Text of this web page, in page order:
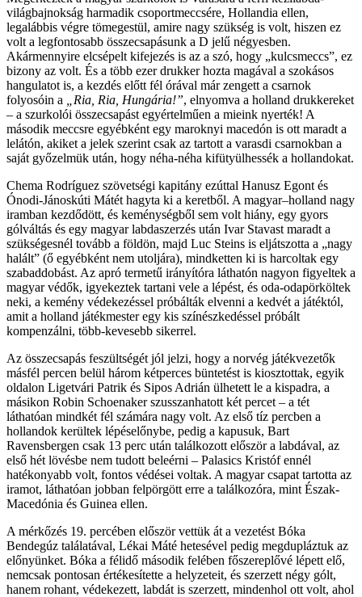
világbajnokság harmadik csoportmeccsére, Hollandia ellen,
legalábbis végre tömegestül, amire nagy szükség is volt, hiszen ez
volt a legfontosabb összecsapásunk a D jelű négyesben.
Akármennyire elcsépelt kifejezés is az a szó, hogy „kulcsmeccs”, ez
bizony az volt. És a több ezer drukker hozta magával a szokásos
hangulatot is, a kezdés előtt fél órával már zengett a csarnok
folyosóin a „Ria, Ria, Hungária!”, elnyomva a holland drukkereket
– a szurkolói összecsapást egyértelműen a mieink nyerték! A
második meccsre egyébként egy maroknyi macedón is ott maradt a
lelátón, akiket a jelek szerint csak az tartott a varasdi csarnokban a
saját győzelmük után, hogy néha-néha kifütyülhessék a hollandokat.
Chema Rodríguez szövetségi kapitány ezúttal Hanusz Egont és
Ónodi-Jánoskúti Mátét hagyta ki a keretből. A magyar–holland nagy
iramban kezdődött, és keménységből sem volt hiány, egy gyors
gólváltás és egy magyar labdaszerzés után Ivar Stavast maradt a
szükségesnél tovább a földön, majd Luc Steins is eljátszotta a „nagy
halált” (ő egyébként nem utoljára), mindketten ki is harcoltak egy
szabaddobást. Az apró termetű irányítóra láthatón nagyon figyeltek a
magyar védők, igyekeztek tartani vele a lépést, és oda-odapörköltek
neki, a kemény védekezéssel próbálták elvenni a kedvét a játéktól,
amit a holland játékmester egy kis színészkedéssel próbált
kompenzálni, több-kevesebb sikerrel.
Az összecsapás feszültségét jól jelzi, hogy a norvég játékvezetők
másfél percen belül három kétperces büntetést is kiosztottak, egyik
oldalon Ligetvári Patrik és Sipos Adrián ülhetett le a kispadra, a
másikon Robin Schoenaker szusszanhatott két percet – a tét
láthatóan mindkét fél számára nagy volt. Az első tíz percben a
hollandok kerültek lépéselőnybe, pedig a kapusuk, Bart
Ravensbergen csak 13 perc után találkozott először a labdával, az
első hét lövésbe nem tudott beleérni – Palasics Kristóf ennél
hatékonyabb volt, fontos védései voltak. A magyar csapat tartotta az
iramot, láthatóan jobban felpörgött erre a találkozóra, mint Észak-
Macedónia és Guinea ellen.
A mérkőzés 19. percében először vettük át a vezetést Bóka
Bendegúz találatával, Lékai Máté hetesével pedig megdupláztuk az
előnyünket. Bóka a félidő második felében főszereplővé lépett elő,
nemcsak pontosan értékesítette a helyzeteit, és szerzett négy gólt,
hanem rohant, védekezett, labdát is szerzett, mindenhol ott volt, ahol